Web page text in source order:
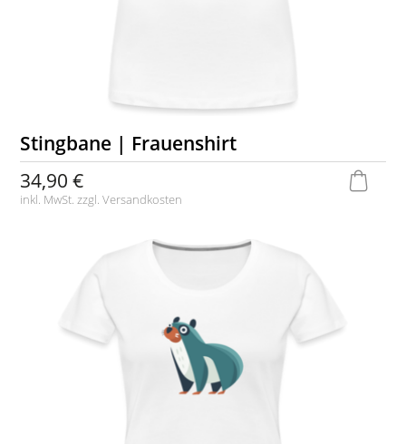
Stingbane | Frauenshirt
34,90 €
inkl. MwSt. zzgl.Versandkosten